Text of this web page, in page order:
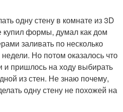
одну стену в комнате из 3D
купил формы, думал как дом
заливать по несколько
Но потом оказалось что
и пришлось на ходу выбирать
из стен. Не знаю почему,
одну стену не похожей на